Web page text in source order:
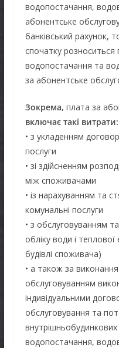
водопостачання,
абонентське
банківський рахунок,
спочатку розноситься
водопостачання та
за абонентське
Зокрема, плата за
включає такі витрати:
• з укладенням
послуги
• зі здійсненням
між споживачами
• із нарахуванням та
комунальні послуги
• з обслуговуванням
обліку води і теплової
будівлі споживача)
• а також за виконання
обслуговуванням
індивідуальними
обслуговування та
водопостачання,